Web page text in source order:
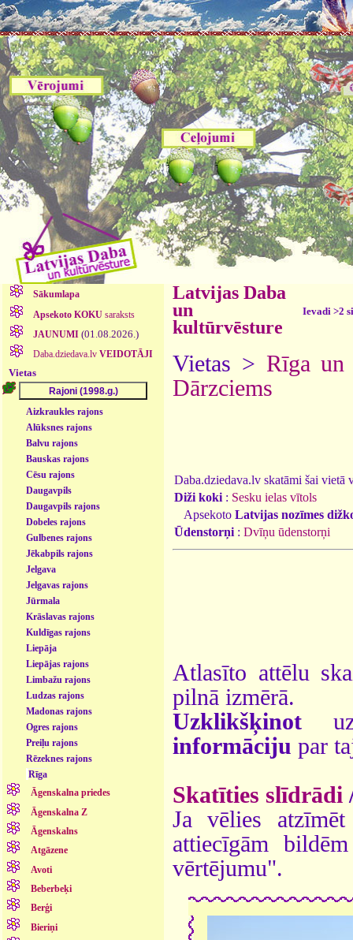
Sākumlapa
Apsekoto KOKUsaraksts
JAUNUMI (01.08.2026.)
Daba.dziedava.lv VEIDOTĀJI
Vietas
Aizkraukles rajons
Alūksnes rajons
Balvu rajons
Bauskas rajons
Cēsu rajons
Daugavpils
Daugavpils rajons
Dobeles rajons
Gulbenes rajons
Jēkabpils rajons
Jelgava
Jelgavas rajons
Jūrmala
Krāslavas rajons
Kuldīgas rajons
Liepāja
Liepājas rajons
Limbažu rajons
Ludzas rajons
Madonas rajons
Ogres rajons
Preiļu rajons
Rēzeknes rajons
Rīga
Āgenskalna priedes
Āgenskalna Z
Āgenskalns
Atgāzene
Avoti
Beberbeķi
Berģi
Bieriņi
Latvijas Daba
un
kultūrvēsture
Ievadi >2
Vietas > Rīga un
Dārzciems
Daba.dziedava.lv skatāmi šai vietā
Diži koki : Sesku ielas vītols
Apsekoto Latvijas nozīmes
Ūdenstorņi : Dvīņu ūdenstorņi
Atlasīto attēlu
pilnā izmērā.
Uzklikšķinot
informāciju par
Skatīties slīdrādi
Ja vēlies
attiecīgām
vērtējumu".